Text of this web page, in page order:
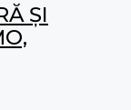
ȘI